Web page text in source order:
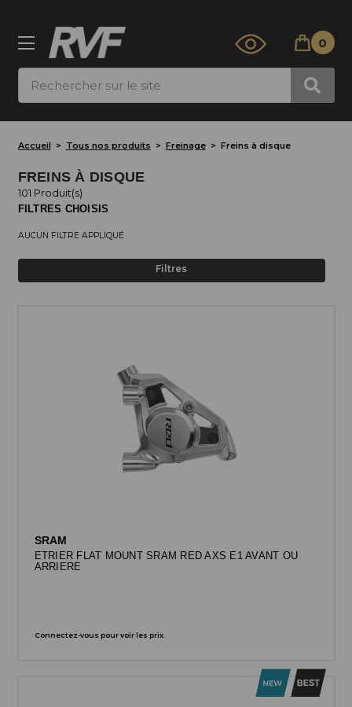
0
Accueil Tous nos produits Freinage Freins à disque
FREINS À DISQUE
101 Produit(s)
FILTRES CHOISIS
AUCUN FILTRE APPLIQUÉ
Filtres
SRAM
ETRIER FLAT MOUNT SRAM RED AXS E1 AVANT OU
ARRIERE
Connectez-vous pour voir les prix.